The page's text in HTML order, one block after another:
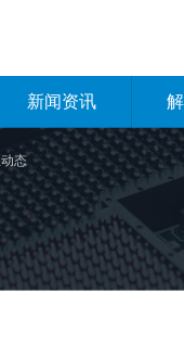
新闻资讯
态